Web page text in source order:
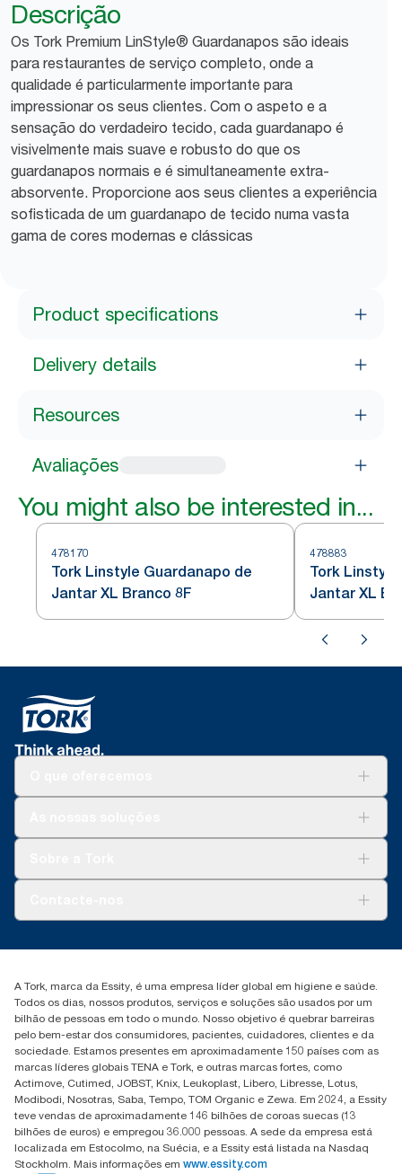
Descrição
Os Tork Premium LinStyle® Guardanapos são ideais
para restaurantes de serviço completo, onde a
qualidade é particularmente importante para
impressionar os seus clientes. Com o aspeto e a
sensação do verdadeiro tecido, cada guardanapo é
visivelmente mais suave e robusto do que os
guardanapos normais e é simultaneamente extra-
absorvente. Proporcione aos seus clientes a experiência
sofisticada de um guardanapo de tecido numa vasta
gama de cores modernas e clássicas
Product specifications
Delivery details
Resources
Avaliações
You might also be interested in...
478170
Tork Linstyle Guardanapo de
Jantar XL Branco 8F
478883
Tork
Jantar XL
+351 218 985 110
A Tork, marca da Essity, é uma empresa líder global em higiene e saúde.
Todos os dias, nossos produtos, serviços e soluções são usados por um
bilhão de pessoas em todo o mundo. Nosso objetivo é quebrar barreiras
pelo bem-estar dos consumidores, pacientes, cuidadores, clientes e da
sociedade. Estamos presentes em aproximadamente 150 países com as
marcas líderes globais TENA e Tork, e outras marcas fortes, como
Actimove, Cutimed, JOBST, Knix, Leukoplast, Libero, Libresse, Lotus,
Modibodi, Nosotras, Saba, Tempo, TOM Organic e Zewa. Em 2024, a Essity
teve vendas de aproximadamente 146 bilhões de coroas suecas (13
bilhões de euros) e empregou 36.000 pessoas. A sede da empresa está
localizada em Estocolmo, na Suécia, e a Essity está listada na Nasdaq
Stockholm. Mais informações em www.essity.com